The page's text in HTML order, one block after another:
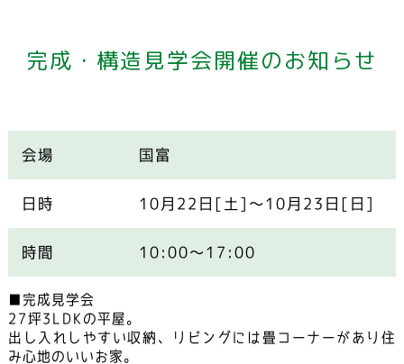
完成・構造見学会開催のお知らせ
会場 国富
日時 10月22日[土]～10月23日[日]
時間 10:00～17:00
■完成見学会
27坪3LDKの平屋。
出し入れしやすい収納、リビングには畳コーナーがあり住
み心地のいいお家。